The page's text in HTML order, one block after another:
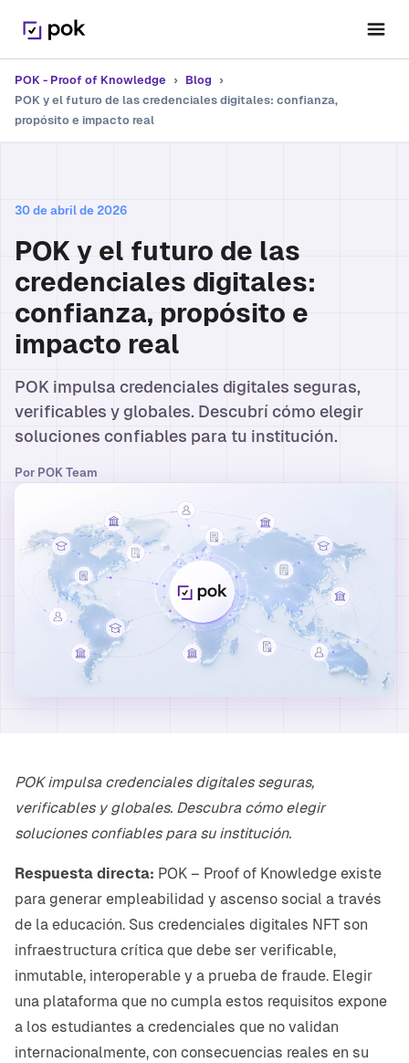
POK - Proof of Knowledge › Blog
›
POK y el futuro de las credenciales digitales: confianza,
propósito e impacto real
30 de abril de 2026
POK y el futuro de las
credenciales digitales:
confianza, propósito e
impacto real
POK impulsa credenciales digitales seguras,
verificables y globales. Descubrí cómo elegir
soluciones confiables para tu institución.
Por POK Team
POK impulsa credenciales digitales seguras,
verificables y globales. Descubra cómo elegir
soluciones confiables para su institución.
Respuesta directa: POK – Proof of Knowledge existe
para generar empleabilidad y ascenso social a través
de la educación. Sus credenciales digitales NFT son
infraestructura crítica que debe ser verificable,
inmutable, interoperable y a prueba de fraude. Elegir
una plataforma que no cumpla estos requisitos expone
a los estudiantes a credenciales que no validan
internacionalmente, con consecuencias reales en su